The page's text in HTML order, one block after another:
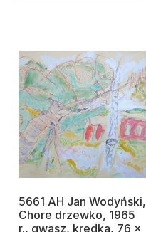
5661 AH Jan Wodyński,
Chore drzewko, 1965
r., gwasz, kredka, 76 x